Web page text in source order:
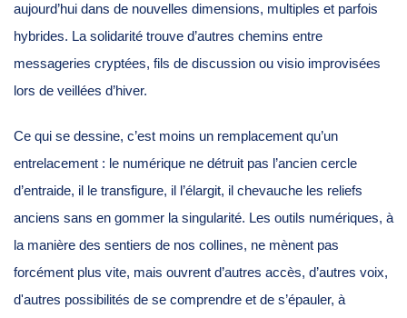
aujourd’hui dans de nouvelles dimensions, multiples et parfois
hybrides. La solidarité trouve d’autres chemins entre
messageries cryptées, fils de discussion ou visio improvisées
lors de veillées d’hiver.
Ce qui se dessine, c’est moins un remplacement qu’un
entrelacement : le numérique ne détruit pas l’ancien cercle
d’entraide, il le transfigure, il l’élargit, il chevauche les reliefs
anciens sans en gommer la singularité. Les outils numériques, à
la manière des sentiers de nos collines, ne mènent pas
forcément plus vite, mais ouvrent d’autres accès, d’autres voix,
d'autres possibilités de se comprendre et de s’épauler, à